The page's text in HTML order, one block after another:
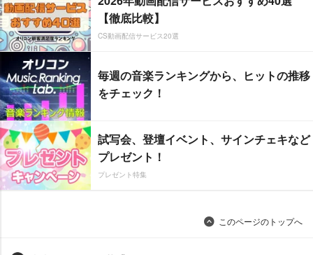
【徹底比較】
CS動画配信サービス20選
毎週の音楽ランキングから、ヒットの推移
をチェック！
試写会、登壇イベント、サインチェキなど
プレゼント！
プレゼント特集
このページのトップへ